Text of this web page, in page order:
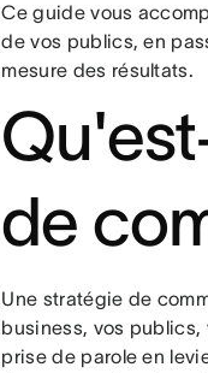
Ce guide vous
de vos publics, en
mesure des résultats.
de
Une stratégie de
business, vos publics,
prise de parole en